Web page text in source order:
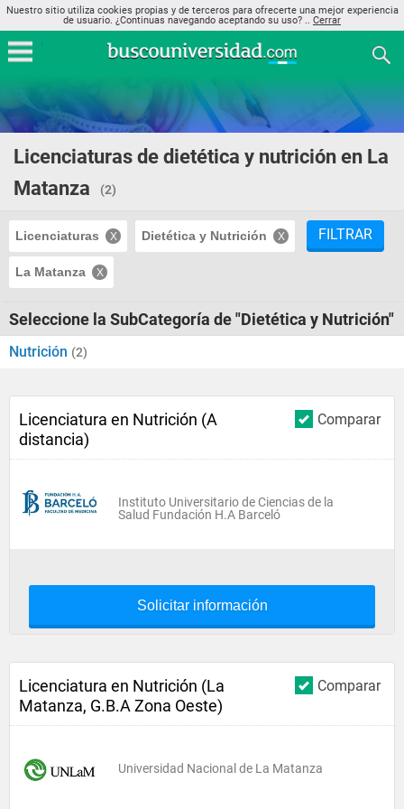
Nuestro sitio utiliza cookies propias y de terceros para ofrecerte una mejor experiencia
de usuario. ¿Continuas navegando aceptando su uso? .. Cerrar
Licenciaturas de dietética y nutrición en La
Matanza
(2)
Licenciaturas Dietética y Nutrición
La Matanza
FILTRAR
Seleccione la SubCategoría de "Dietética y Nutrición"
Nutrición (2)
Comparar
Licenciatura en Nutrición (A
distancia)
Instituto Universitario de Ciencias de la
Salud Fundación H.A Barceló
Solicitar información
Comparar
Licenciatura en Nutrición (La
Matanza, G.B.A Zona Oeste)
Universidad Nacional de La Matanza